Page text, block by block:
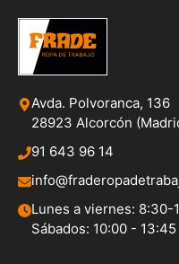
Avda. Polvoranca, 136
28923 Alcorcón
91 643 96 14
Lunes a viernes: 8:30-
Sábados: 10:00 - 13:45